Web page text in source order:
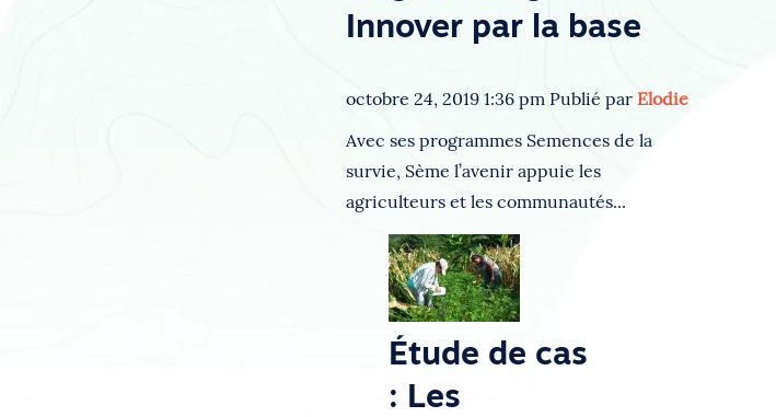
Innover par la base
octobre 24, 2019 1:36 pm Publié parElodie
Avec ses programmes Semences de la
survie, Sème l’avenir appuie les
agriculteurs et les communautés...
Étude de cas
: Les